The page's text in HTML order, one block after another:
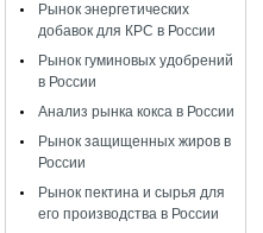
Рынок энергетических
добавок для КРС в России
Рынок гуминовых удобрений
в России
Анализ рынка кокса в России
Рынок защищенных жиров в
России
Рынок пектина и сырья для
его производства в России